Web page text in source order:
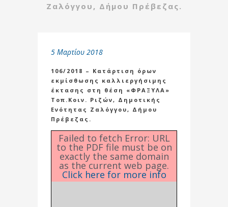
Ζαλόγγου, Δήμου Πρέβεζας.
5 Μαρτίου 2018
106/2018 – Κατάρτιση όρων
εκμίσθωσης καλλιεργήσιμης
έκτασης στη θέση «ΦΡΑΞΥΛΑ»
Τοπ.Κοιν. Ριζών, Δημοτικής
Ενότητας Ζαλόγγου, Δήμου
Πρέβεζας.
Failed to fetch Error: URL
to the PDF file must be on
exactly the same domain
as the current web page.
Click here for more info